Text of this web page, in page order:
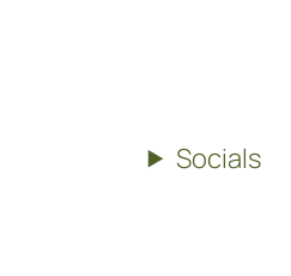
Socials